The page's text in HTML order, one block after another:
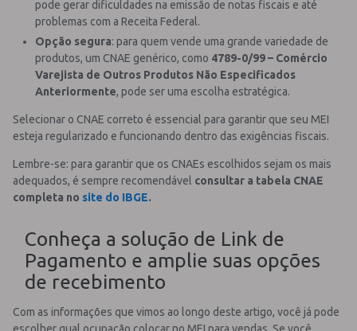
pode gerar dificuldades na emissão de notas fiscais e até
problemas com a Receita Federal.
Opção segura: para quem vende uma grande variedade de
produtos, um CNAE genérico, como 4789-0/99 – Comércio
Varejista de Outros Produtos Não Especificados
Anteriormente, pode ser uma escolha estratégica.
Selecionar o CNAE correto é essencial para garantir que seu MEI
esteja regularizado e funcionando dentro das exigências fiscais.
Lembre-se: para garantir que os CNAEs escolhidos sejam os mais
adequados, é sempre recomendável consultar a tabela CNAE
completa no site do IBGE.
Conheça a solução de Link de
Pagamento e amplie suas opções
de recebimento
Com as informações que vimos ao longo deste artigo, você já pode
escolher qual ocupação colocar no MEI para vendas. Se você